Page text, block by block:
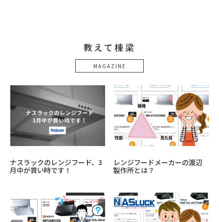
教えて棟梁
MAGAZINE
ナスラックのレンジフード、3
月中が買い時です！
レンジフードメーカーの渡辺
製作所とは？